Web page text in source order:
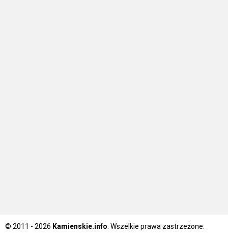
© 2011 - 2026 Kamienskie.info . Wszelkie prawa zastrzeżone.